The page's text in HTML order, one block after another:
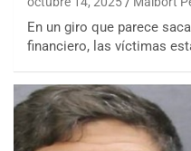
En un giro que parece
financiero, las víctimas